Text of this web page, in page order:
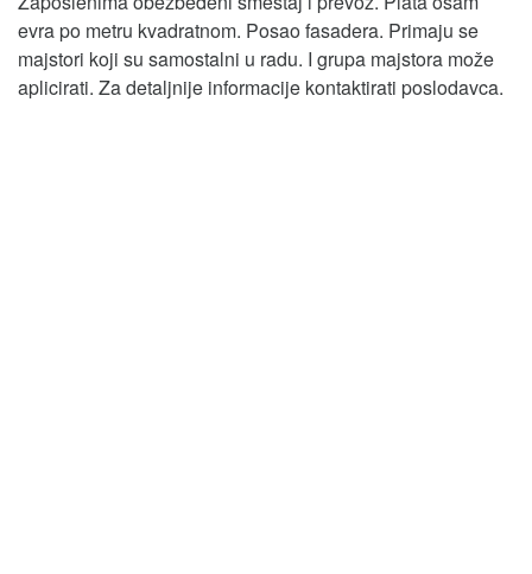
evra po metru kvadratnom. Posao fasadera. Primaju se
majstori koji su samostalni u radu. I grupa majstora može
aplicirati. Za detaljnije informacije kontaktirati poslodavca.